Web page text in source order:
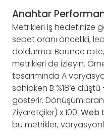
Anahtar
Metrikleri iş hedefinize
sepet oranı öncelikli,
doldurma. Bounce
metrikleri de izleyin.
tasarımında A
sahipken B %18’e
gösterir. Dönüşüm
Ziyaretçiler) x 100. Web
bu metrikler,